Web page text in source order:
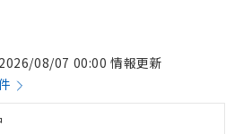
2026/08/07 00:00 情報更新